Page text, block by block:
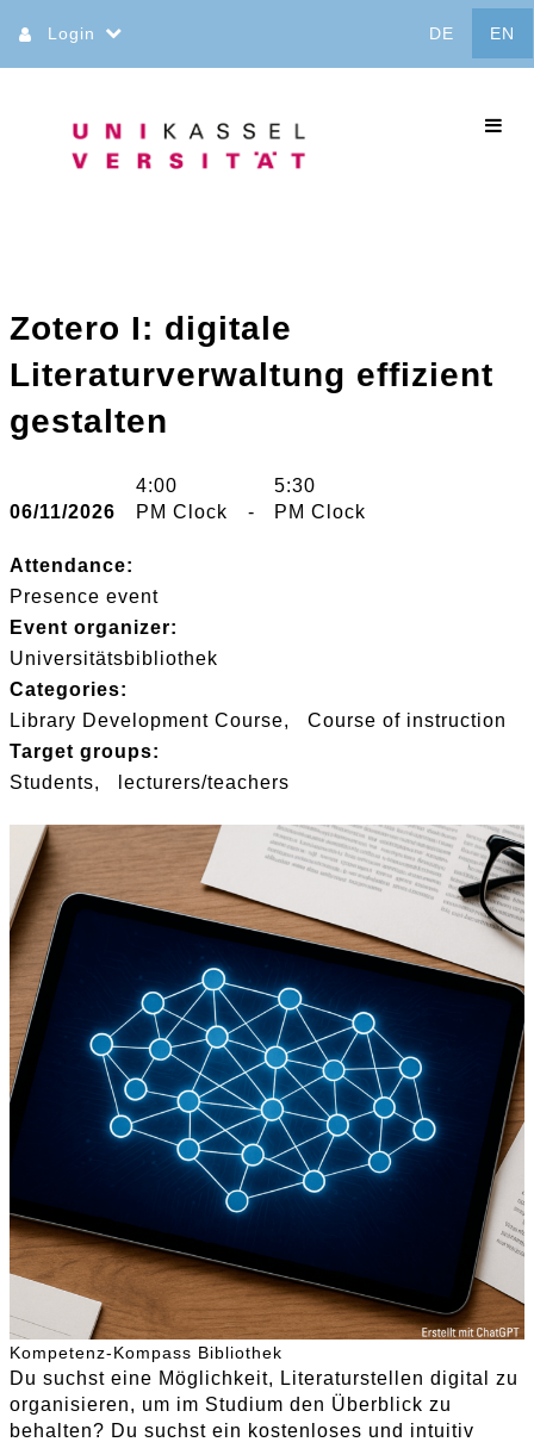
content
Login DE EN
Zotero I: digitale
Literaturverwaltung effizient
gestalten
06/11/2026
4:00
PM Clock
-
5:30
PM Clock
Attendance:
Presence event
Event organizer:
Universitätsbibliothek
Categories:
Library Development Course
Course of instruction
Target groups:
Students
lecturers/teachers
Kompetenz-Kompass Bibliothek
Du suchst eine Möglichkeit, Literaturstellen digital zu
organisieren, um im Studium den Überblick zu
behalten? Du suchst ein kostenloses und intuitiv